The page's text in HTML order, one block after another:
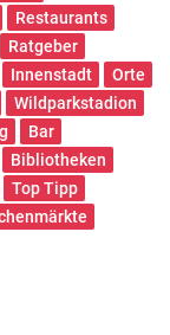
Restaurants
Ratgeber
Innenstadt
Orte
Wildparkstadion
Bar
Bibliotheken
Top Tipp